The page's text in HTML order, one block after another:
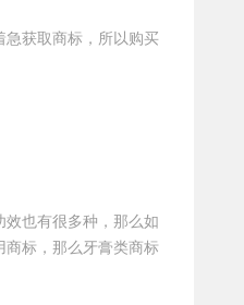
急获取商标，所以购买
也有很多种，那么如
标，那么牙膏类商标